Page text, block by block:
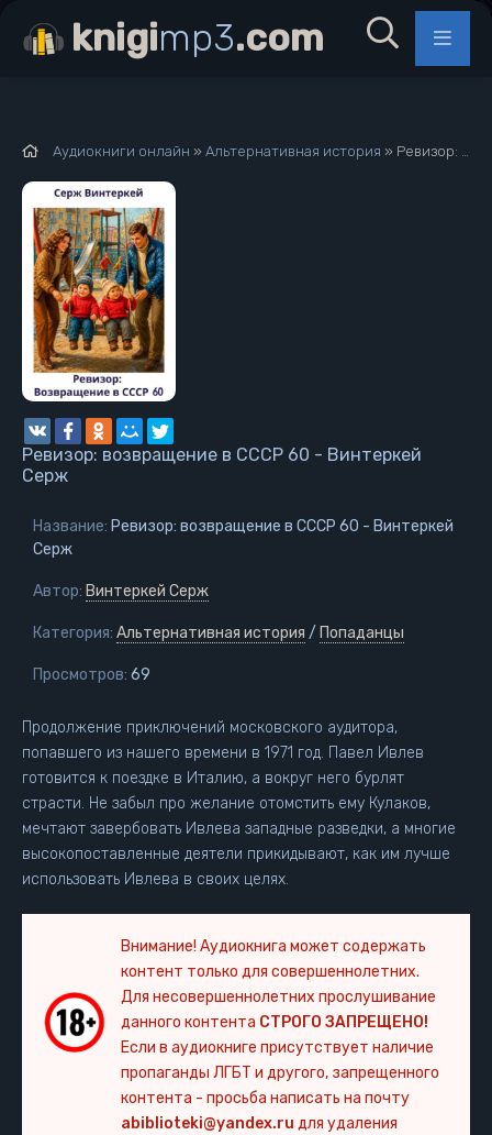
Аудиокниги онлайн » Альтернативная история » Ревизор: возвращение в СССР 60 - Винтеркей Серж
Ревизор: возвращение в СССР 60 - Винтеркей
Серж
Название: Ревизор: возвращение в СССР 60 - Винтеркей
Серж
Автор: Винтеркей Серж
Категория: Альтернативная история / Попаданцы
Просмотров: 69
Продолжение приключений московского аудитора,
попавшего из нашего времени в 1971 год. Павел Ивлев
готовится к поездке в Италию, а вокруг него бурлят
страсти. Не забыл про желание отомстить ему Кулаков,
мечтают завербовать Ивлева западные разведки, а многие
высокопоставленные деятели прикидывают, как им лучше
использовать Ивлева в своих целях.
Внимание! Аудиокнига может содержать
контент только для совершеннолетних.
Для несовершеннолетних прослушивание
данного контента СТРОГО ЗАПРЕЩЕНО!
Если в аудиокниге присутствует наличие
пропаганды ЛГБТ и другого, запрещенного
контента - просьба написать на почту
abiblioteki@yandex.ru для удаления
knigimp3.com